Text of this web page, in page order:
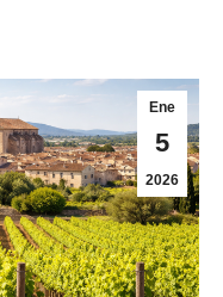
Ene
5
2026